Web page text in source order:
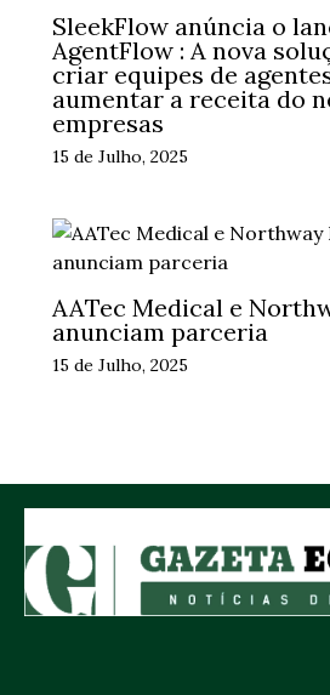
SleekFlow anúncia o
AgentFlow : A nova
criar equipes de
aumentar a receita do
empresas
15 de Julho, 2025
AATec Medical e
anunciam parceria
15 de Julho, 2025